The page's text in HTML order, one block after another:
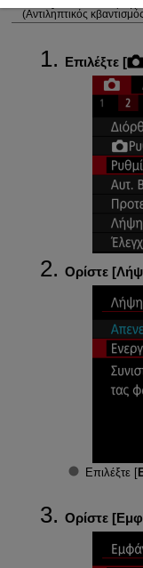
(Αντιληπτικός
Επιλέξτε [
Ορίστε [
Επιλέξτε [
Ορίστε [